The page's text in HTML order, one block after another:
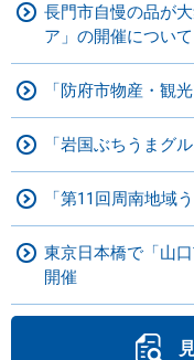
長門市自慢の品が
ア」の開催について
「防府市物産・観
「岩国ぶちうまグ
「第11回周南地域
東京日本橋で「山
開催